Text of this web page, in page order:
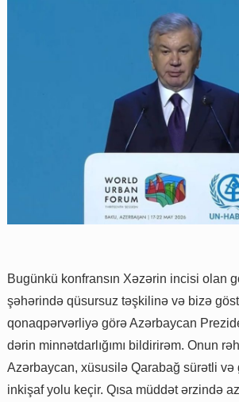
Bugünkü konfransın Xəzərin incisi olan
şəhərində qüsursuz təşkilinə və bizə
qonaqpərvərliyə görə Azərbaycan
dərin minnətdarlığımı bildirirəm. Onun
Azərbaycan, xüsusilə Qarabağ sürətli və
inkişaf yolu keçir. Qısa müddət ərzində